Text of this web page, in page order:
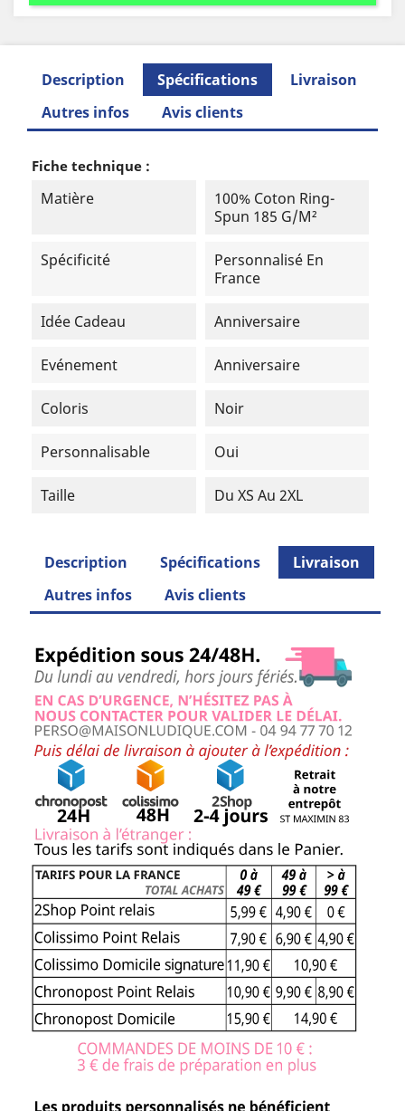
Description Spécifications
Livraison
Autres infos
Avis clients
Fiche technique :
Matière
100% Coton Ring-
Spun 185 G/m²
Spécificité
Personnalisé En
France
Idée Cadeau Anniversaire
Evénement Anniversaire
Coloris Noir
Personnalisable Oui
Taille Du XS Au 2XL
Description Spécifications
Livraison
Autres infos
Avis clients